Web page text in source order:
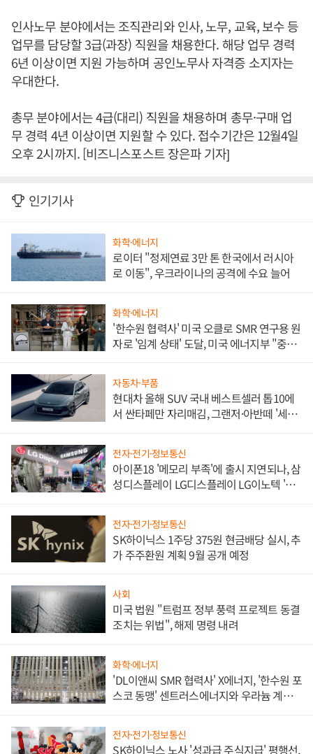
인사노무 분야에서는 조직관리와 인사, 노무, 교육, 보수 등
업무를 담당할 3급(과장) 직원을 채용한다. 해당 업무 경력
6년 이상이면 지원 가능하며 공인노무사 자격증 소지자는
우대한다.
총무 분야에서는 4급(대리) 직원을 채용하며 총무·구매 업
무 경력 4년 이상이면 지원할 수 있다. 접수기간은 12월4일
오후 2시까지. [비즈니스포스트 장은파 기자]
인기기사
화학·에너지
로이터 "정제연료 3만 톤 한국에서 러시아
로 이동", 우크라이나의 공격에 수요 늘어
화학·에너지
'한수원 협력사' 미국 오클로 SMR 연구용 원
자로 '임계 상태' 도달, 미국 에너지부 "중요
자동차·부품
현대차 올해 SUV 국내 베스트셀러 톱10에
서 싼타페만 자리매김, 그랜저·아반떼 '세단
전자·전기·정보통신
아이폰18 '메모리 부족'에 출시 지연되나, 삼
성디스플레이 LG디스플레이 LG이노텍 '탈
전자·전기·정보통신
SK하이닉스 1주당 375원 현금배당 실시, 추
가 주주환원 계획 9월 공개 예정
사회
미국 법원 "트럼프 정부 풍력 프로젝트 동결
조치는 위법", 해제 명령 내려
화학·에너지
'DL이앤씨 SMR 협력사' X에너지, '한수원 포
스코 동맹' 센트러스에너지와 우라늄 계약
전자·전기·정보통신
SK하이닉스 노사 '성과급 주식지급' 평행선,